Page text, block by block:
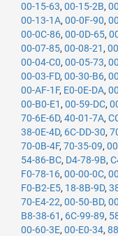
00-15-63, 00-15-2B,
00-13-1A, 00-0F-90,
00-0C-86, 00-0D-65,
00-07-85, 00-08-21 ,
00-04-C0, 00-05-73,
00-03-FD, 00-30-B6,
00-AF-1F, E0-0E-DA,
00-B0-E1 , 00-59-DC,
70-6E-6D, 40-01-7A,
38-0E-4D, 6C-DD-30,
70-0B-4F, 70-35-09,
54-86-BC, D4-78-9B,
F0-78-16, 00-00-0C,
F0-B2-E5, 18-8B-9D,
70-E4-22, 00-50-BD,
B8-38-61 , 6C-99-89,
00-60-3E, 00-E0-34,